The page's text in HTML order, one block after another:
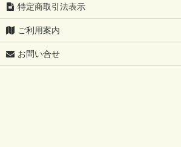
特定商取引法表示
ご利用案内
お問い合せ